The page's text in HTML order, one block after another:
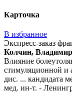
Карточка
В избранное
Экспресс-заказ
Колчин,
Влияние
стимуляционной и
дис. ... кандидата
мед. ин-т. -